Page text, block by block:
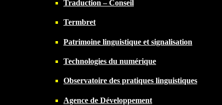
Traduction – Conseil
Termbret
Patrimoine linguistique et signalisation
Technologies du numérique
Observatoire des pratiques linguistiques
Agence de Développement